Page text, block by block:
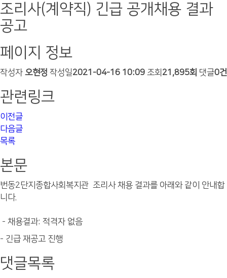
조리사(계약직) 긴급 공개채용 결과
공고
페이지 정보
작성자 오현정 작성일2021-04-16 10:09 조회 21,895회 댓글0건
관련링크
이전글
다음글
목록
본문
번동2단지종합사회복지관 조리사 채용 결과를 아래와 같이 안내합
니다.
- 채용결과: 적격자 없음
- 긴급 재공고 진행
댓글목록